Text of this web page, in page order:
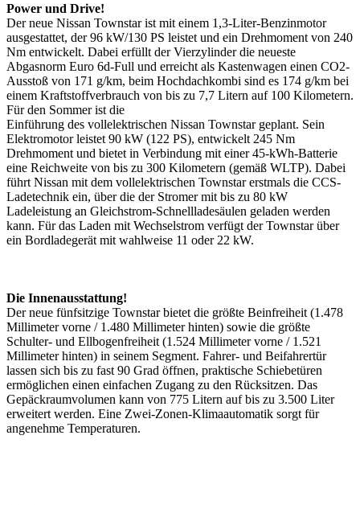
Power und Drive!
Der neue Nissan Townstar ist mit einem 1,3-Liter-Benzinmotor
ausgestattet, der 96 kW/130 PS leistet und ein Drehmoment von 240
Nm entwickelt. Dabei erfüllt der Vierzylinder die neueste
Abgasnorm Euro 6d-Full und erreicht als Kastenwagen einen CO2-
Ausstoß von 171 g/km, beim Hochdachkombi sind es 174 g/km bei
einem Kraftstoffverbrauch von bis zu 7,7 Litern auf 100 Kilometern.
Für den Sommer ist die
Einführung des vollelektrischen Nissan Townstar geplant. Sein
Elektromotor leistet 90 kW (122 PS), entwickelt 245 Nm
Drehmoment und bietet in Verbindung mit einer 45-kWh-Batterie
eine Reichweite von bis zu 300 Kilometern (gemäß WLTP). Dabei
führt Nissan mit dem vollelektrischen Townstar erstmals die CCS-
Ladetechnik ein, über die der Stromer mit bis zu 80 kW
Ladeleistung an Gleichstrom-Schnellladesäulen geladen werden
kann. Für das Laden mit Wechselstrom verfügt der Townstar über
ein Bordladegerät mit wahlweise 11 oder 22 kW.
Die Innenausstattung!
Der neue fünfsitzige Townstar bietet die größte Beinfreiheit (1.478
Millimeter vorne / 1.480 Millimeter hinten) sowie die größte
Schulter- und Ellbogenfreiheit (1.524 Millimeter vorne / 1.521
Millimeter hinten) in seinem Segment. Fahrer- und Beifahrertür
lassen sich bis zu fast 90 Grad öffnen, praktische Schiebetüren
ermöglichen einen einfachen Zugang zu den Rücksitzen. Das
Gepäckraumvolumen kann von 775 Litern auf bis zu 3.500 Liter
erweitert werden. Eine Zwei-Zonen-Klimaautomatik sorgt für
angenehme Temperaturen.